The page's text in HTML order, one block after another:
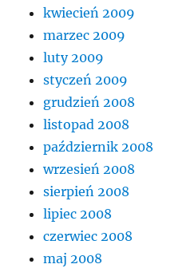
kwiecień 2009
marzec 2009
luty 2009
styczeń 2009
grudzień 2008
listopad 2008
październik 2008
wrzesień 2008
sierpień 2008
lipiec 2008
czerwiec 2008
maj 2008